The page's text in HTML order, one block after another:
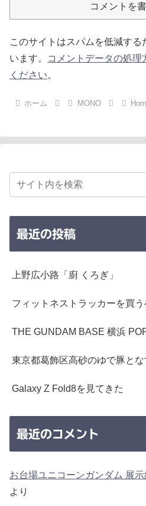
コメントを
このサイトはスパムを低減する
います。
コメントデータの処
ください。
ホーム MONO
最近の投稿
上野広小路「廚 くろぎ」
フィットネストラッカーを買
THE GUNDAM BASE 横浜
東京都葛飾区高砂のゆで豚と
Galaxy Z Fold8を見てきた
最近のコメント
お台場ユニコーンガンダム 展
より